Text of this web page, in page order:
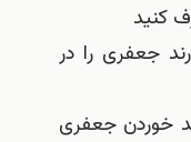
را در
جعفری